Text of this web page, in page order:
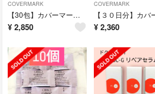
COVERMARK
【30包】カバーマーク セルアドバンスト ローションWS 化粧水
¥ 2,850
COVERMARK
¥ 2,360